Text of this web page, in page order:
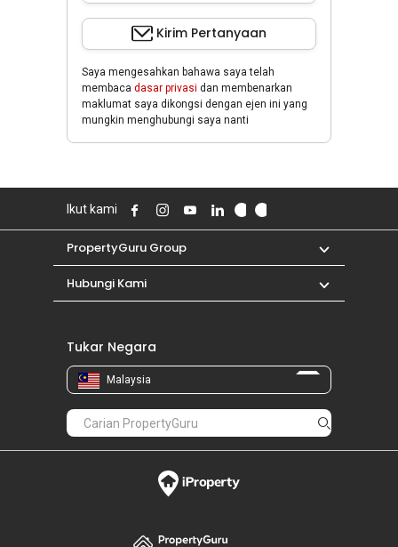
Kirim Pertanyaan
Saya mengesahkan bahawa saya telah
membaca dasar privasi dan membenarkan
maklumat saya dikongsi dengan ejen ini yang
mungkin menghubungi saya nanti
Ikut kami
PropertyGuru Group
Hubungi Kami
Tukar Negara
Malaysia